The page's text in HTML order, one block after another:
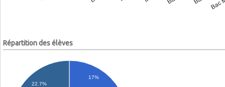
Répartition des élèves
17%
22.7%